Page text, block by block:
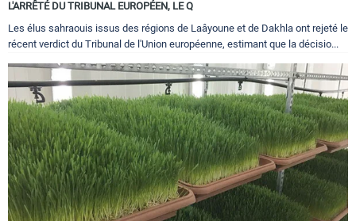
L'ARRÊTÉ DU TRIBUNAL EUROPÉEN, LE Q
Les élus sahraouis issus des régions de Laâyoune et de Dakhla ont rejeté le
récent verdict du Tribunal de l'Union européenne, estimant que la décisio...